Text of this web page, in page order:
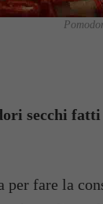
secchi fatti
fare la